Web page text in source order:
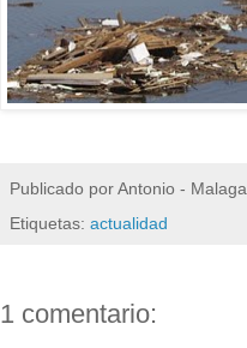
Publicado porAntonio - Malaga
Etiquetas: actualidad
1 comentario: